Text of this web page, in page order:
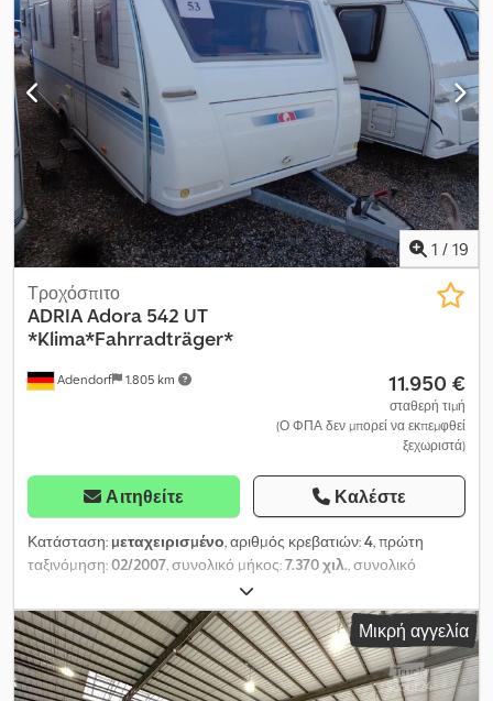
αποθήκευσης, πόρτα με σίτα εντόμων, όλα τα παράθυρα με σίτα –
σκίαση, σταθεροποιητής, αερόφυρμα 3,20 μέτρων πλάτος,
δεξαμενή καθαρού νερού 50 λίτρων, μπαταρία αυτόνομης
λειτουργίας. Έλεγχος ασφαλείας / αερίου: πρόσφατος. Crjdpfoi
Rhzgjx Ah Hof
1 / 19
Adendorf 1.805 km
Τροχόσπιτο
ADRIAAdora 542 UT
*Klima*Fahrradträger*
11.950 €
σταθερή τιμή
(Ο ΦΠΑ δεν μπορεί να εκπεμφθεί
ξεχωριστά)
Αιτηθείτε Καλέστε
Κατάσταση: μεταχειρισμένο, αριθμός κρεβατιών:4, πρώτη
ταξινόμηση:02/2007 , συνολικό μήκος:7.370 χιλ. , συνολικό
, συνολικό ύψος:
άξονας, συνολικό βάρος:1.500 κιλ, Εξοπλισμός:μπάνιο,
σύστημα θέρμανσης στάθμευσης, Μπορείτε να
επικοινωνήσετε μαζί μας Δευτέρα έως Παρασκευή από τις 09:00
έως τις 18:00! Και τα Σάββατα από τις 09:00 έως τις 16:00!
Μικρή αγγελία